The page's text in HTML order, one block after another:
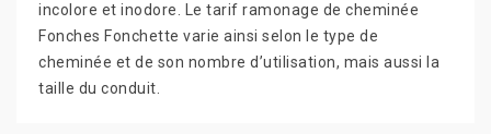
incolore et inodore. Le tarif ramonage de cheminée
Fonches Fonchette varie ainsi selon le type de
cheminée et de son nombre d’utilisation, mais aussi la
taille du conduit.